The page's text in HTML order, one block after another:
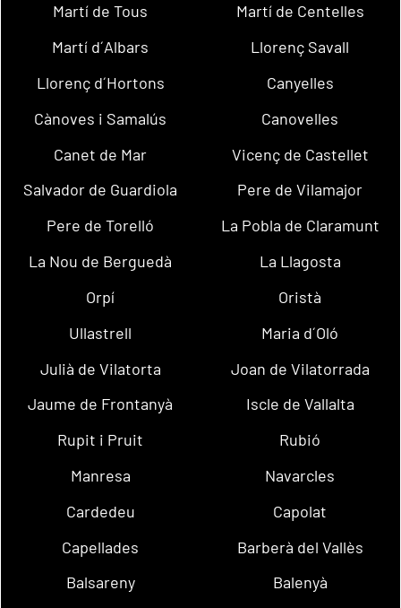
Martí de Tous
Martí de Centelles
Martí d´Albars
Llorenç Savall
Llorenç d´Hortons
Canyelles
Cànoves i Samalús
Canovelles
Canet de Mar
Vicenç de Castellet
Salvador de Guardiola
Pere de Vilamajor
Pere de Torelló
La Pobla de Claramunt
La Nou de Berguedà
La Llagosta
Orpí
Oristà
Ullastrell
Maria d´Oló
Julià de Vilatorta
Joan de Vilatorrada
Jaume de Frontanyà
Iscle de Vallalta
Rupit i Pruit
Rubió
Manresa
Navarcles
Cardedeu
Capolat
Capellades
Barberà del Vallès
Balsareny
Balenyà